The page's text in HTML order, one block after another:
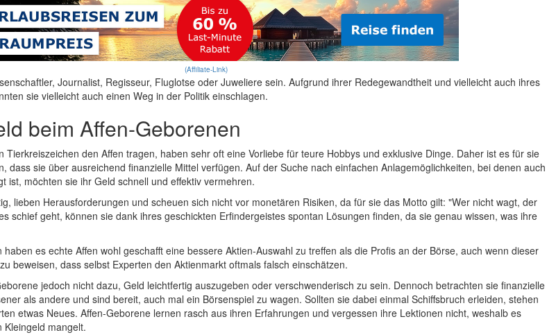
(Affiliate-Link)
Journalist, Regisseur, Fluglotse oder Juweliere sein. Aufgrund ihrer Redegewandtheit und vielleicht auch ihres
sie vielleicht auch einen Weg in der Politik einschlagen.
beim Affen-Geborenen
Tierkreiszeichen den Affen tragen, haben sehr oft eine Vorliebe für teure Hobbys und exklusive Dinge. Daher ist es für sie
dass sie über ausreichend finanzielle Mittel verfügen. Auf der Suche nach einfachen Anlagemöglichkeiten, bei denen auch
ist, möchten sie ihr Geld schnell und effektiv vermehren.
lieben Herausforderungen und scheuen sich nicht vor monetären Risiken, da für sie das Motto gilt: "Wer nicht wagt, der
schief geht, können sie dank ihres geschickten Erfindergeistes spontan Lösungen finden, da sie genau wissen, was ihre
es echte Affen wohl geschafft eine bessere Aktien-Auswahl zu treffen als die Profis an der Börse, auch wenn dieser
beweisen, dass selbst Experten den Aktienmarkt oftmals falsch einschätzen.
jedoch nicht dazu, Geld leichtfertig auszugeben oder verschwenderisch zu sein. Dennoch betrachten sie finanzielle
als andere und sind bereit, auch mal ein Börsenspiel zu wagen. Sollten sie dabei einmal Schiffsbruch erleiden, stehen
etwas Neues. Affen-Geborene lernen rasch aus ihren Erfahrungen und vergessen ihre Lektionen nicht, weshalb es
mangelt.